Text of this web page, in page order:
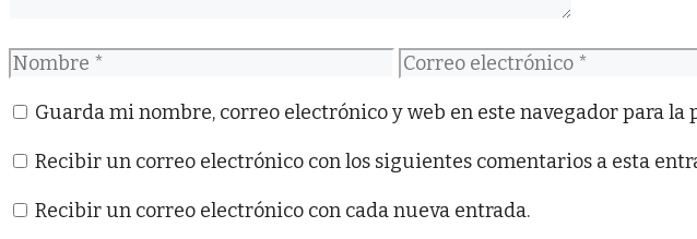
Nombre
Correo
Guarda mi nombre, correo electrónico y web en este navegador para la
Recibir un correo electrónico con los siguientes comentarios a esta
Recibir un correo electrónico con cada nueva entrada.